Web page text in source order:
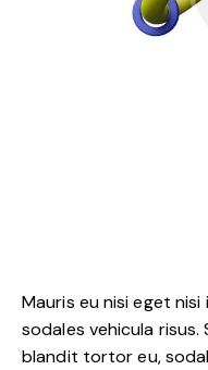
Mauris eu nisi eget
sodales vehicula risus.
blandit tortor eu,